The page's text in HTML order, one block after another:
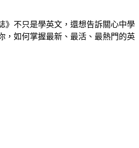
》不只是學英文，還想告訴關心中學
，如何掌握最新、最活、最熱門的英